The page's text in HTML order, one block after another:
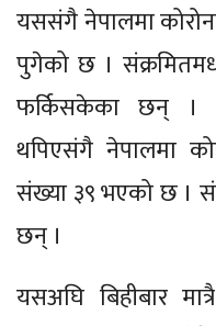
यससंगै नेपालमा
पुगेको छ ।
फर्किसकेका छन् ।
थपिएसंगै नेपालमा
संख्या ३९ भएको छ ।
छन् ।
यसअघि बिहीबार